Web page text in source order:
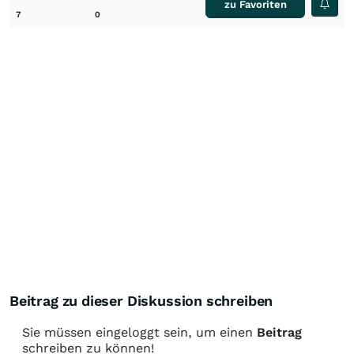
7 0
zu Favoriten
Beitrag zu dieser Diskussion schreiben
Sie müssen eingeloggt sein, um einen Beitrag
schreiben zu können!